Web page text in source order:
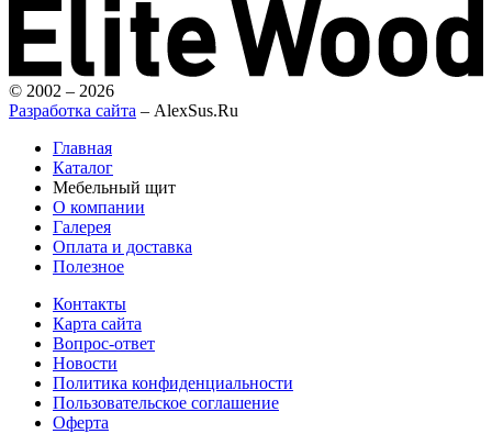
© 2002 – 2026
Разработка сайта – AlexSus.Ru
Главная
Каталог
Мебельный щит
О компании
Галерея
Оплата и доставка
Полезное
Контакты
Карта сайта
Вопрос-ответ
Новости
Политика конфиденциальности
Пользовательское соглашение
Оферта